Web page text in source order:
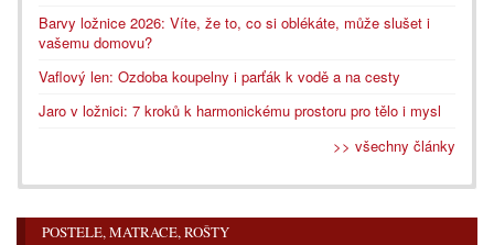
Barvy ložnice 2026: Víte, že to, co si oblékáte, může slušet i
vašemu domovu?
Vaflový len: Ozdoba koupelny i parťák k vodě a na cesty
Jaro v ložnici: 7 kroků k harmonickému prostoru pro tělo i mysl
>> všechny články
POSTELE, MATRACE, ROŠTY